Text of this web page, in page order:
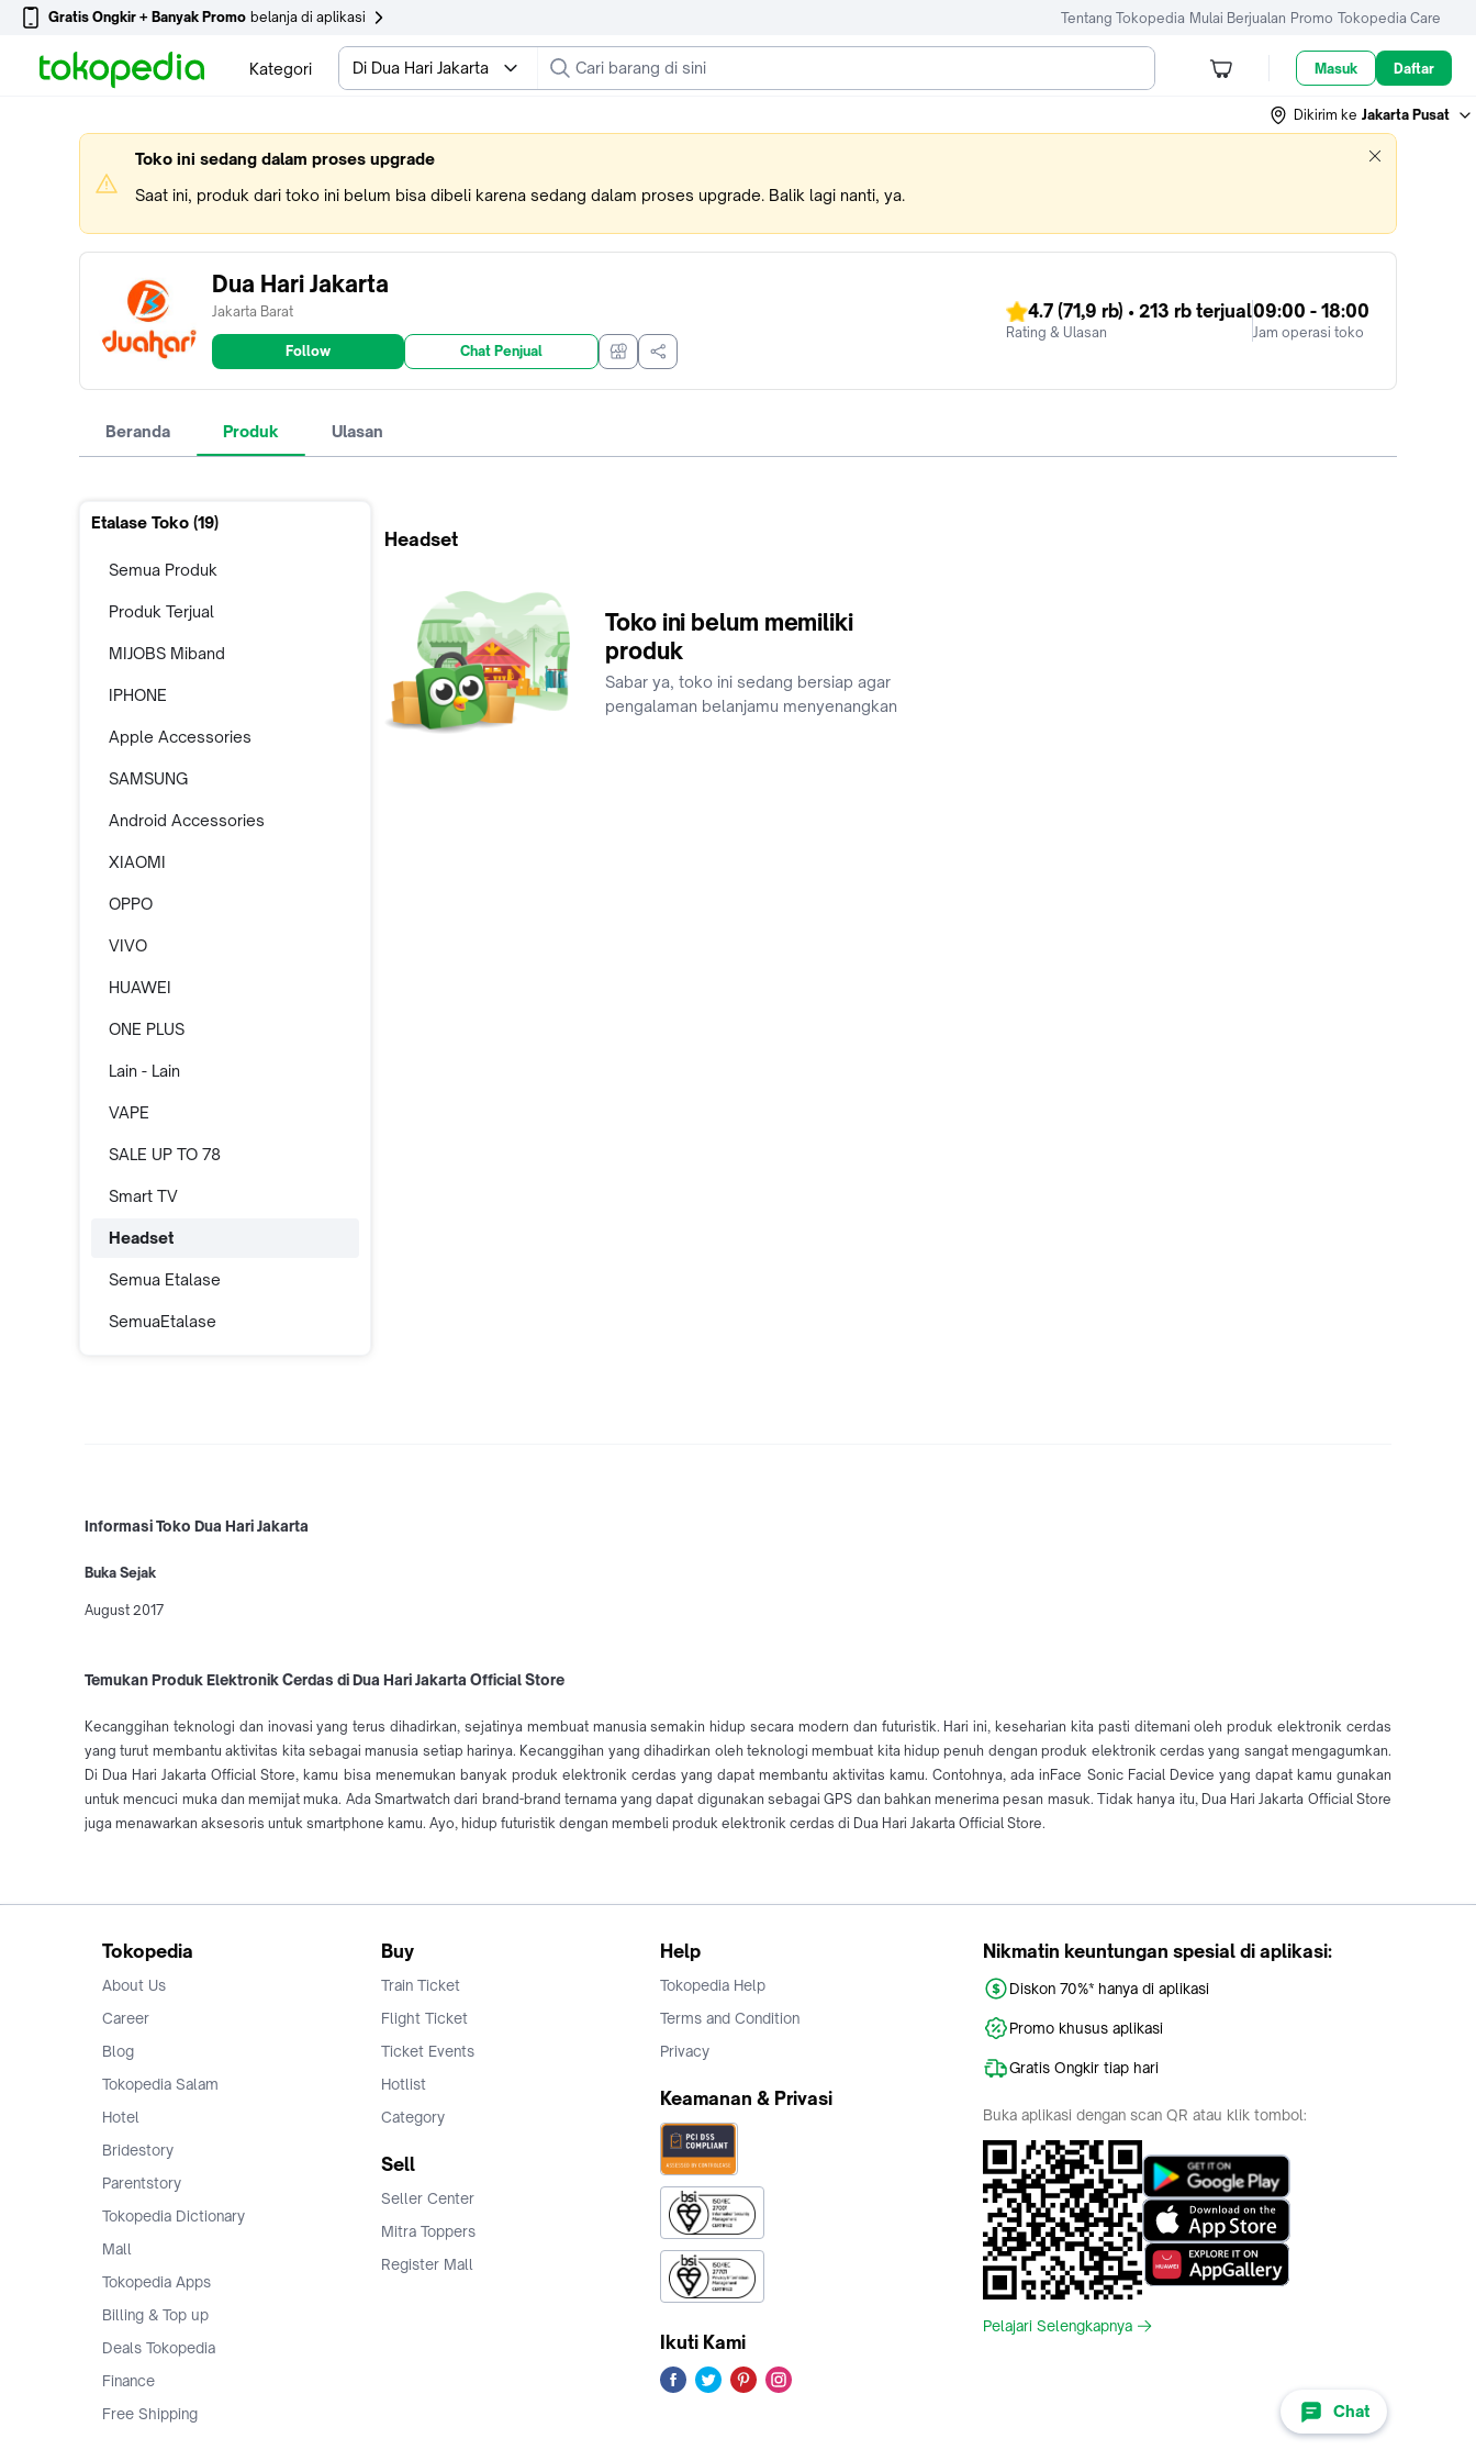
Gratis Ongkir + Banyak Promo belanja di aplikasi Tentang Tokopedia Mulai Berjualan Promo Tokopedia Care
Kategori Di Dua Hari Jakarta Masuk Daftar
Dikirim ke Jakarta Pusat
Toko ini sedang dalam proses upgrade
Saat ini, produk dari toko ini belum bisa dibeli karena sedang dalam proses upgrade. Balik lagi nanti, ya.
Dua Hari Jakarta
Jakarta Barat
Follow Chat Penjual
4.7 (71,9 rb) • 213 rb terjual
Rating & Ulasan
09:00 - 18:00
Jam operasi toko
Beranda Produk Ulasan
Etalase Toko (19)
Semua Produk
Produk Terjual
MIJOBS Miband
IPHONE
Apple Accessories
SAMSUNG
Android Accessories
XIAOMI
OPPO
VIVO
HUAWEI
ONE PLUS
Lain - Lain
VAPE
SALE UP TO 78
Smart TV
Headset
Semua Etalase
SemuaEtalase
Headset
Toko ini belum memiliki
produk
Sabar ya, toko ini sedang bersiap agar
pengalaman belanjamu menyenangkan
Informasi Toko Dua Hari Jakarta
Buka Sejak
August 2017
Temukan Produk Elektronik Cerdas di Dua Hari Jakarta Official Store
Kecanggihan teknologi dan inovasi yang terus dihadirkan, sejatinya membuat manusia semakin hidup secara modern dan futuristik. Hari ini, keseharian kita pasti ditemani oleh produk elektronik cerdas
yang turut membantu aktivitas kita sebagai manusia setiap harinya. Kecanggihan yang dihadirkan oleh teknologi membuat kita hidup penuh dengan produk elektronik cerdas yang sangat mengagumkan.
Di Dua Hari Jakarta Official Store, kamu bisa menemukan banyak produk elektronik cerdas yang dapat membantu aktivitas kamu. Contohnya, ada inFace Sonic Facial Device yang dapat kamu gunakan
untuk mencuci muka dan memijat muka. Ada Smartwatch dari brand-brand ternama yang dapat digunakan sebagai GPS dan bahkan menerima pesan masuk. Tidak hanya itu, Dua Hari Jakarta Official Store
juga menawarkan aksesoris untuk smartphone kamu. Ayo, hidup futuristik dengan membeli produk elektronik cerdas di Dua Hari Jakarta Official Store.
Chat
Tokopedia
About Us
Career
Blog
Tokopedia Salam
Hotel
Bridestory
Parentstory
Tokopedia Dictionary
Mall
Tokopedia Apps
Billing & Top up
Deals Tokopedia
Finance
Free Shipping
Buy
Train Ticket
Flight Ticket
Ticket Events
Hotlist
Category
Sell
Seller Center
Mitra Toppers
Register Mall
Help
Tokopedia Help
Terms and Condition
Privacy
Keamanan & Privasi
Ikuti Kami
Nikmatin keuntungan spesial di aplikasi:
Diskon 70%* hanya di aplikasi
Promo khusus aplikasi
Gratis Ongkir tiap hari
Buka aplikasi dengan scan QR atau klik tombol:
Pelajari Selengkapnya